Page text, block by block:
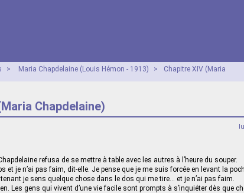
> Maria Chapdelaine (Louis Hémon - 1913) >
Chapitre XIV (Maria
Chapdelaine)
refusa de se mettre à table avec les autres à l’heure du souper.
et je n’ai pas faim, dit-elle. Je pense que je me suis forcée en levant la
je sens quelque chose dans le dos qui me tire… et je n’ai pas faim.
Les gens qui vivent d’une vie facile sont prompts à s’inquiéter dès que